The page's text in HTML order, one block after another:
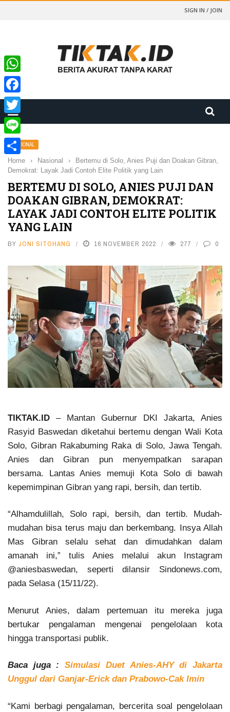
SIGN IN / JOIN
NASIONAL
Home › Nasional ›
Bertemu di Solo, Anies Puji dan Doakan Gibran,
Demokrat: Layak Jadi Contoh Elite Politik yang Lain
BERTEMU DI SOLO, ANIES PUJI DAN
DOAKAN GIBRAN, DEMOKRAT:
LAYAK JADI CONTOH ELITE POLITIK
YANG LAIN
BY JONI SITOHANG 16 NOVEMBER 2022 277 0
TIKTAK.ID – Mantan Gubernur DKI Jakarta, Anies
Rasyid Baswedan diketahui bertemu dengan Wali Kota
Solo, Gibran Rakabuming Raka di Solo, Jawa Tengah.
Anies dan Gibran pun menyempatkan sarapan
bersama. Lantas Anies memuji Kota Solo di bawah
kepemimpinan Gibran yang rapi, bersih, dan tertib.
“Alhamdulillah, Solo rapi, bersih, dan tertib. Mudah-
mudahan bisa terus maju dan berkembang. Insya Allah
Mas Gibran selalu sehat dan dimudahkan dalam
amanah ini,” tulis Anies melalui akun Instagram
@aniesbaswedan, seperti dilansir Sindonews.com,
pada Selasa (15/11/22).
Menurut Anies, dalam pertemuan itu mereka juga
bertukar pengalaman mengenai pengelolaan kota
hingga transportasi publik.
Baca juga :Simulasi Duet Anies-AHY di Jakarta
Unggul dari Ganjar-Erick dan Prabowo-Cak Imin
“Kami berbagi pengalaman, bercerita soal pengelolaan
WhatsApp
Facebook
Twitter
Line
Share